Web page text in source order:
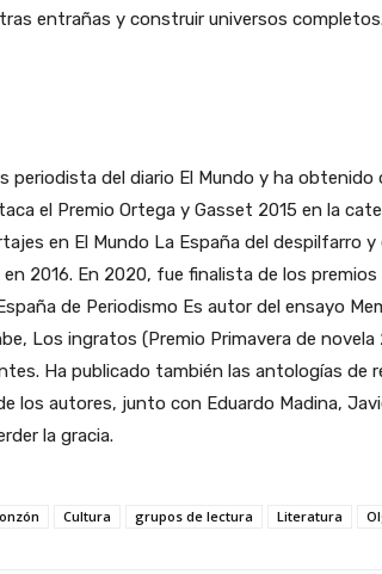
entrañas y construir universos
periodista del diario El Mundo y ha
el Premio Ortega y Gasset 2015 en la
en El Mundo La España del despilfarro y
2016. En 2020, fue finalista de los
de Periodismo Es autor del ensayo
Los ingratos (Premio Primavera de novela
Ha publicado también las antologías de
los autores, junto con Eduardo Madina,
la gracia.
Cultura grupos de lectura Literatura